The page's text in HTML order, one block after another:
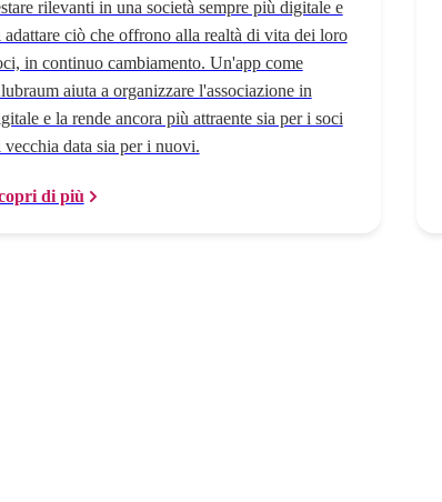
rilevanti in una società sempre più digitale e
adattare ciò che offrono alla realtà di vita dei loro
in continuo cambiamento. Un'app come
aiuta a organizzare l'associazione in
e la rende ancora più attraente sia per i soci
vecchia data sia per i nuovi.
di più